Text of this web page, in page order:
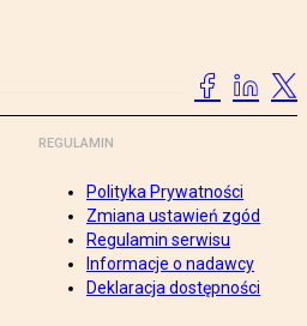
REGULAMIN
Polityka Prywatności
Zmiana ustawień zgód
Regulamin serwisu
Informacje o nadawcy
Deklaracja dostępności